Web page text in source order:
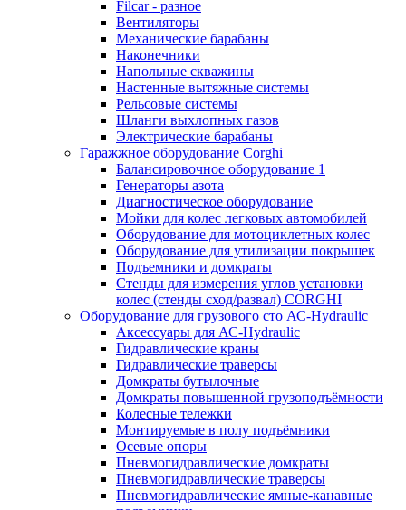
Filcar - разное
Вентиляторы
Механические барабаны
Наконечники
Напольные скважины
Настенные вытяжные системы
Рельсовые системы
Шланги выхлопных газов
Электрические барабаны
Гаражжное оборудование Corghi
Балансировочное оборудование 1
Генераторы азота
Диагностическое оборудование
Мойки для колес легковых автомобилей
Оборудование для мотоциклетных колес
Оборудование для утилизации покрышек
Подъемники и домкраты
Стенды для измерения углов установки
колес (стенды сход/развал) CORGHI
Оборудование для грузового сто АС-Hydraulic
Аксессуары для АС-Hydraulic
Гидравлические краны
Гидравлические траверсы
Домкраты бутылочные
Домкраты повышенной грузоподъёмности
Колесные тележки
Монтируемые в полу подъёмники
Осевые опоры
Пневмогидравлические домкраты
Пневмогидравлические траверсы
Пневмогидравлические ямные-канавные